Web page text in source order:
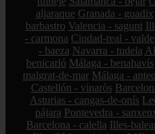
aljaraque Granada - guadix
barbastro Valencia - sagunt
- carmona Ciudad-real -
- baeza Navarra - tudela
benicarló Málaga - benahavís
malgrat-de-mar Málaga -
Castellón - vinaròs
Asturias - cangas-de-onís
pájara Pontevedra -
Barcelona - calella Illes-